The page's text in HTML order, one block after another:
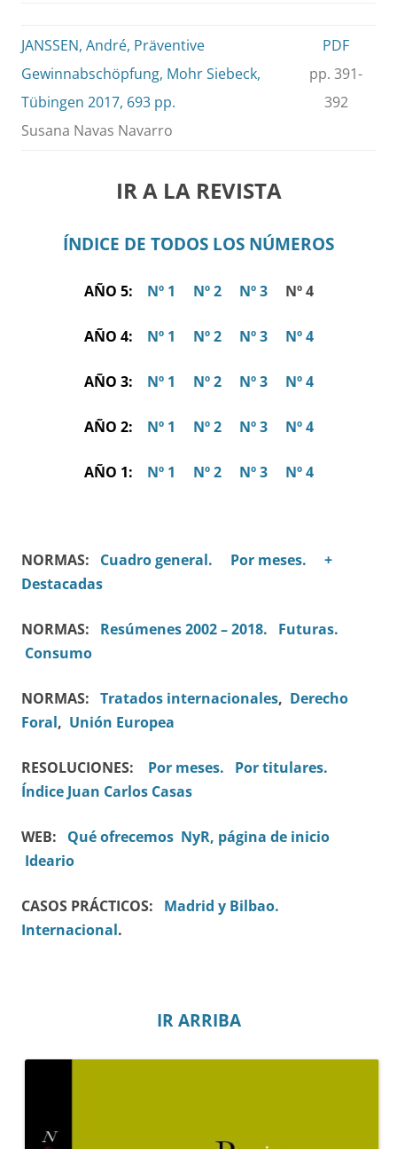
JANSSEN, André, Präventive
Gewinnabschöpfung, Mohr Siebeck,
Tübingen 2017, 693 pp.
Susana Navas Navarro
PDF
pp. 391-
392
IR A LA REVISTA
ÍNDICE DE TODOS LOS NÚMEROS
AÑO 5: Nº 1 Nº 2 Nº 3Nº 4
AÑO 4: Nº 1 Nº 2 Nº 3 Nº 4
AÑO 3: Nº 1 Nº 2 Nº 3 Nº 4
AÑO 2: Nº 1 Nº 2 Nº 3 Nº 4
AÑO 1: Nº 1 Nº 2 Nº 3 Nº 4
NORMAS: Cuadro general. Por meses.
+
Destacadas
NORMAS: Resúmenes 2002 – 2018.
Futuras.
Consumo
NORMAS: Tratados internacionales, Derecho
Foral, Unión Europea
RESOLUCIONES: Por meses.
Por titulares.
Índice Juan Carlos Casas
WEB: Qué ofrecemos NyR, página de inicio
Ideario
CASOS PRÁCTICOS: Madrid y Bilbao.
Internacional.
IR ARRIBA